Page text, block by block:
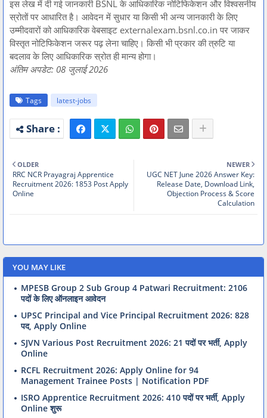
इस लेख में दी गई जानकारी BSNL के आधिकारिक नोटिफिकेशन और विश्वसनीय
स्रोतों पर आधारित है। आवेदन में सुधार या किसी भी अन्य जानकारी के लिए
उम्मीदवारों को आधिकारिक वेबसाइट externalexam.bsnl.co.in पर जाकर
विस्तृत नोटिफिकेशन जरूर पढ़ लेना चाहिए। किसी भी प्रकार की त्रुटि या
बदलाव के लिए आधिकारिक स्रोत ही मान्य होगा।
अंतिम अपडेट: 08 जुलाई 2026
Tags latest-jobs
NEWER
UGC NET June 2026 Answer Key:
Release Date, Download Link,
Objection Process & Score
Calculation
OLDER
RRC NCR Prayagraj Apprentice
Recruitment 2026: 1853 Post Apply
Online
YOU MAY LIKE
MPESB Group 2 Sub Group 4 Patwari Recruitment: 2106
पदों के लिए ऑनलाइन आवेदन
UPSC Principal and Vice Principal Recruitment 2026: 828
पद, Apply Online
SJVN Various Post Recruitment 2026: 21 पदों पर भर्ती, Apply
Online
RCFL Recruitment 2026: Apply Online for 94
Management Trainee Posts | Notification PDF
ISRO Apprentice Recruitment 2026: 410 पदों पर भर्ती, Apply
Online शुरू